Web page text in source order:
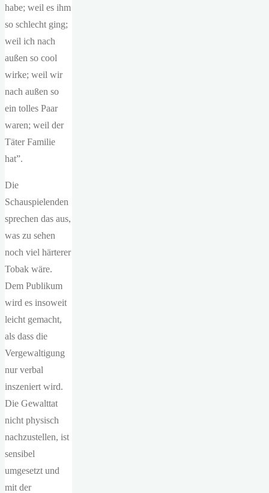
habe; weil es ihm
so schlecht ging;
weil ich nach
außen so cool
wirke; weil wir
nach außen so
ein tolles Paar
waren; weil der
Täter Familie
hat”.
Die
Schauspielenden
sprechen das aus,
was zu sehen
noch viel härterer
Tobak wäre.
Dem Publikum
wird es insoweit
leicht gemacht,
als dass die
Vergewaltigung
nur verbal
inszeniert wird.
Die Gewalttat
nicht physisch
nachzustellen, ist
sensibel
umgesetzt und
mit der